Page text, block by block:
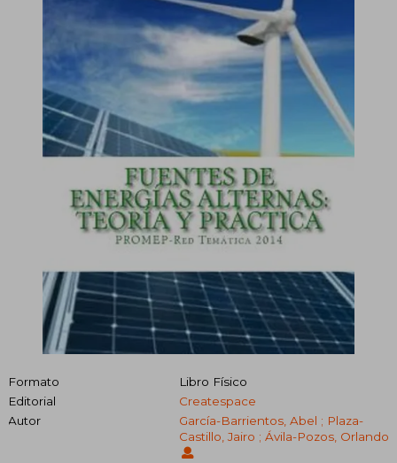
Formato
Libro Físico
Editorial
Createspace
Autor
García-Barrientos, Abel ; Plaza-
Castillo, Jairo ; Ávila-Pozos, Orlando